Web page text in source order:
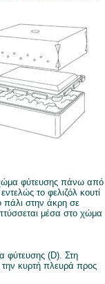
χώμα φύτευσης πάνω από
το φελιζόλ κουτί
πάλι στην άκρη σε
μέσα στο χώμα
φύτευσης (D). Στη
την κυρτή πλευρά προς